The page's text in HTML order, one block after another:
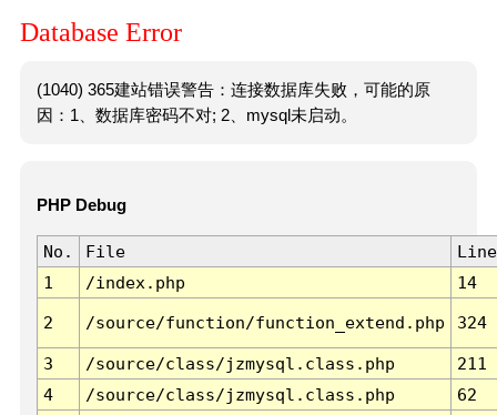
Database Error
(1040) 365建站错误警告：连接数据库失败，可能的原
因：1、数据库密码不对; 2、mysql未启动。
PHP Debug
No. File
Line
1
/index.php 14
2 /source/function/function_extend.php 324
3 /source/class/jzmysql.class.php
211
4
/source/class/jzmysql.class.php
62